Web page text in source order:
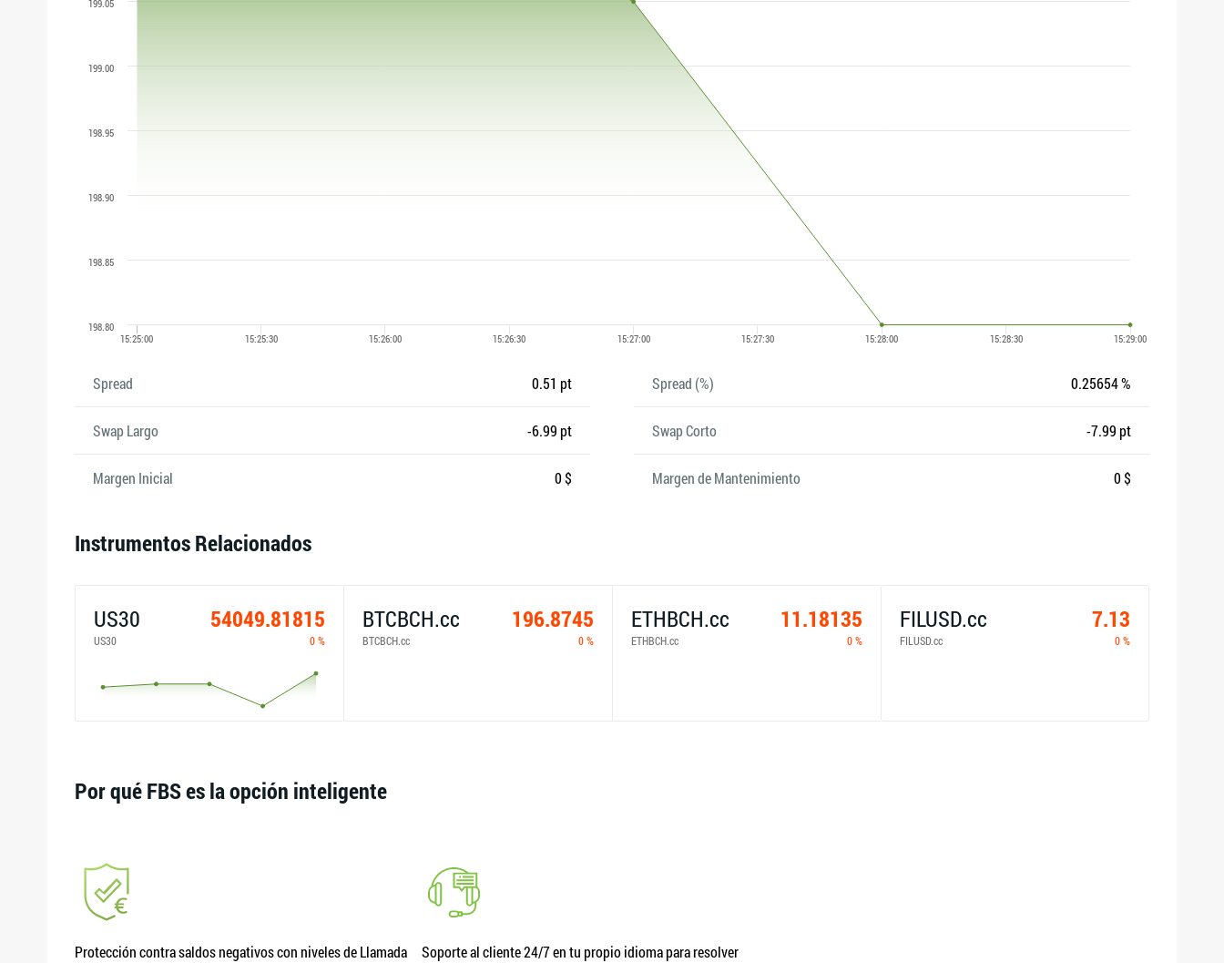
Spread 0.51 pt Spread (%) 0.25654 %
Swap Largo -6.99 pt Swap Corto -7.99 pt
Margen Inicial 0 $ Margen de Mantenimiento 0 $
Instrumentos Relacionados
US30 54049.81815
US30 0 %
BTCBCH.cc 196.8745
BTCBCH.cc 0 %
ETHBCH.cc 11.18135
ETHBCH.cc 0 %
FILUSD.cc 7.13
FILUSD.cc 0 %
Por qué FBS es la opción inteligente
Protección contra saldos negativos con niveles de Llamada
Soporte al cliente 24/7 en tu propio idioma para resolver